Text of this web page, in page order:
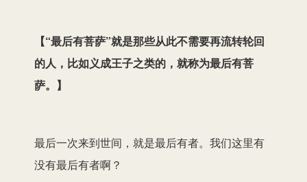
【“最后有菩萨”就是那些从此不需要再流转轮回
的人，比如义成王子之类的，就称为最后有菩
萨。 】
最后一次来到世间，就是最后有者。我们这里有
没有最后有者啊？